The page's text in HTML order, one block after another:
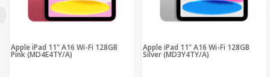
Apple iPad 11" A16 Wi-Fi 128GB
Pink (MD4E4TY/A)
Apple iPad 11" A16 Wi-Fi 128GB
Silver (MD3Y4TY/A)